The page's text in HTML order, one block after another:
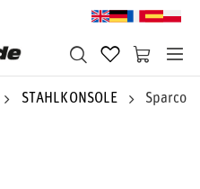
STAHLKONSOLE Sparco